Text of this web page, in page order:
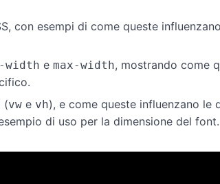
con esempi di come queste
width e max-width, mostrando come
(vw e vh), e come queste influenzano le
di uso per la dimensione del font.